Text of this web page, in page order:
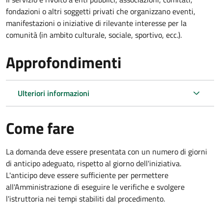
fondazioni o altri soggetti privati che organizzano eventi,
manifestazioni o iniziative di rilevante interesse per la
comunità (in ambito culturale, sociale, sportivo, ecc.).
Approfondimenti
Ulteriori informazioni
Come fare
La domanda deve essere presentatacon un numero di giorni
di anticipo adeguato, rispetto al giorno dell'iniziativa.
L'anticipo deve essere sufficiente per permettere
all'Amministrazione di eseguire le verifiche e svolgere
l'istruttoria nei tempi stabiliti dal procedimento.